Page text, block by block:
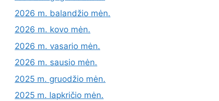
2026 m. balandžio mėn.
2026 m. kovo mėn.
2026 m. vasario mėn.
2026 m. sausio mėn.
2025 m. gruodžio mėn.
2025 m. lapkričio mėn.